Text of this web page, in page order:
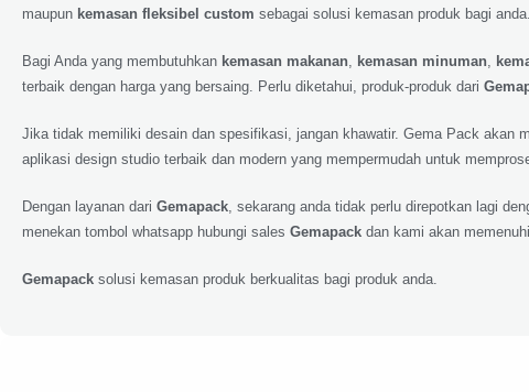
maupun kemasan fleksibel custom sebagai solusi kemasan produk bagi anda.
Bagi Anda yang membutuhkan kemasan makanan kemasan minuman
terbaik dengan harga yang bersaing. Perlu diketahui, produk-produk dari
Jika tidak memiliki desain dan spesifikasi, jangan khawatir. Gema Pack akan
aplikasi design studio terbaik dan modern yang mempermudah untuk
Dengan layanan dari Gemapack , sekarang anda tidak perlu direpotkan lagi
menekan tombol whatsapp hubungi sales Gemapack dan kami akan
Gemapack solusi kemasan produk berkualitas bagi produk anda.